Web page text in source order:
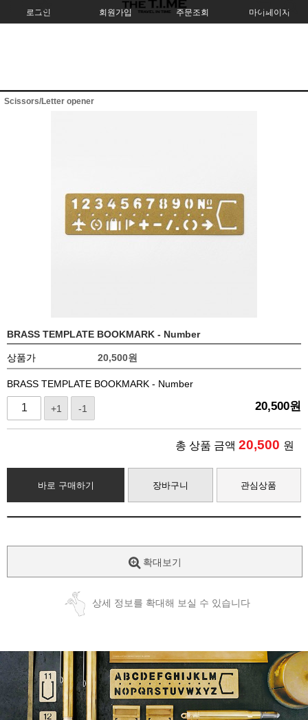
로그인 회원가입 주문조회 마이페이지
Scissors/Letter opener
BRASS TEMPLATE BOOKMARK - Number
상품가 20,500원
BRASS TEMPLATE BOOKMARK - Number
+1 -1 20,500원
총 상품 금액 20,500 원
바로 구매하기 장바구니 관심상품
확대보기
상세 정보를 확대해 보실 수 있습니다